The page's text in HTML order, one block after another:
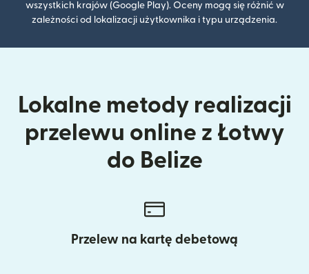
wszystkich krajów (Google Play). Oceny mogą się różnić w
zależności od lokalizacji użytkownika i typu urządzenia.
Lokalne metody realizacji
przelewu online z Łotwy
do Belize
Przelew na kartę debetową